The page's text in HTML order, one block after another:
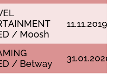
/ Mооsh
11.11.2019
/ Веtwау
31.01.2020